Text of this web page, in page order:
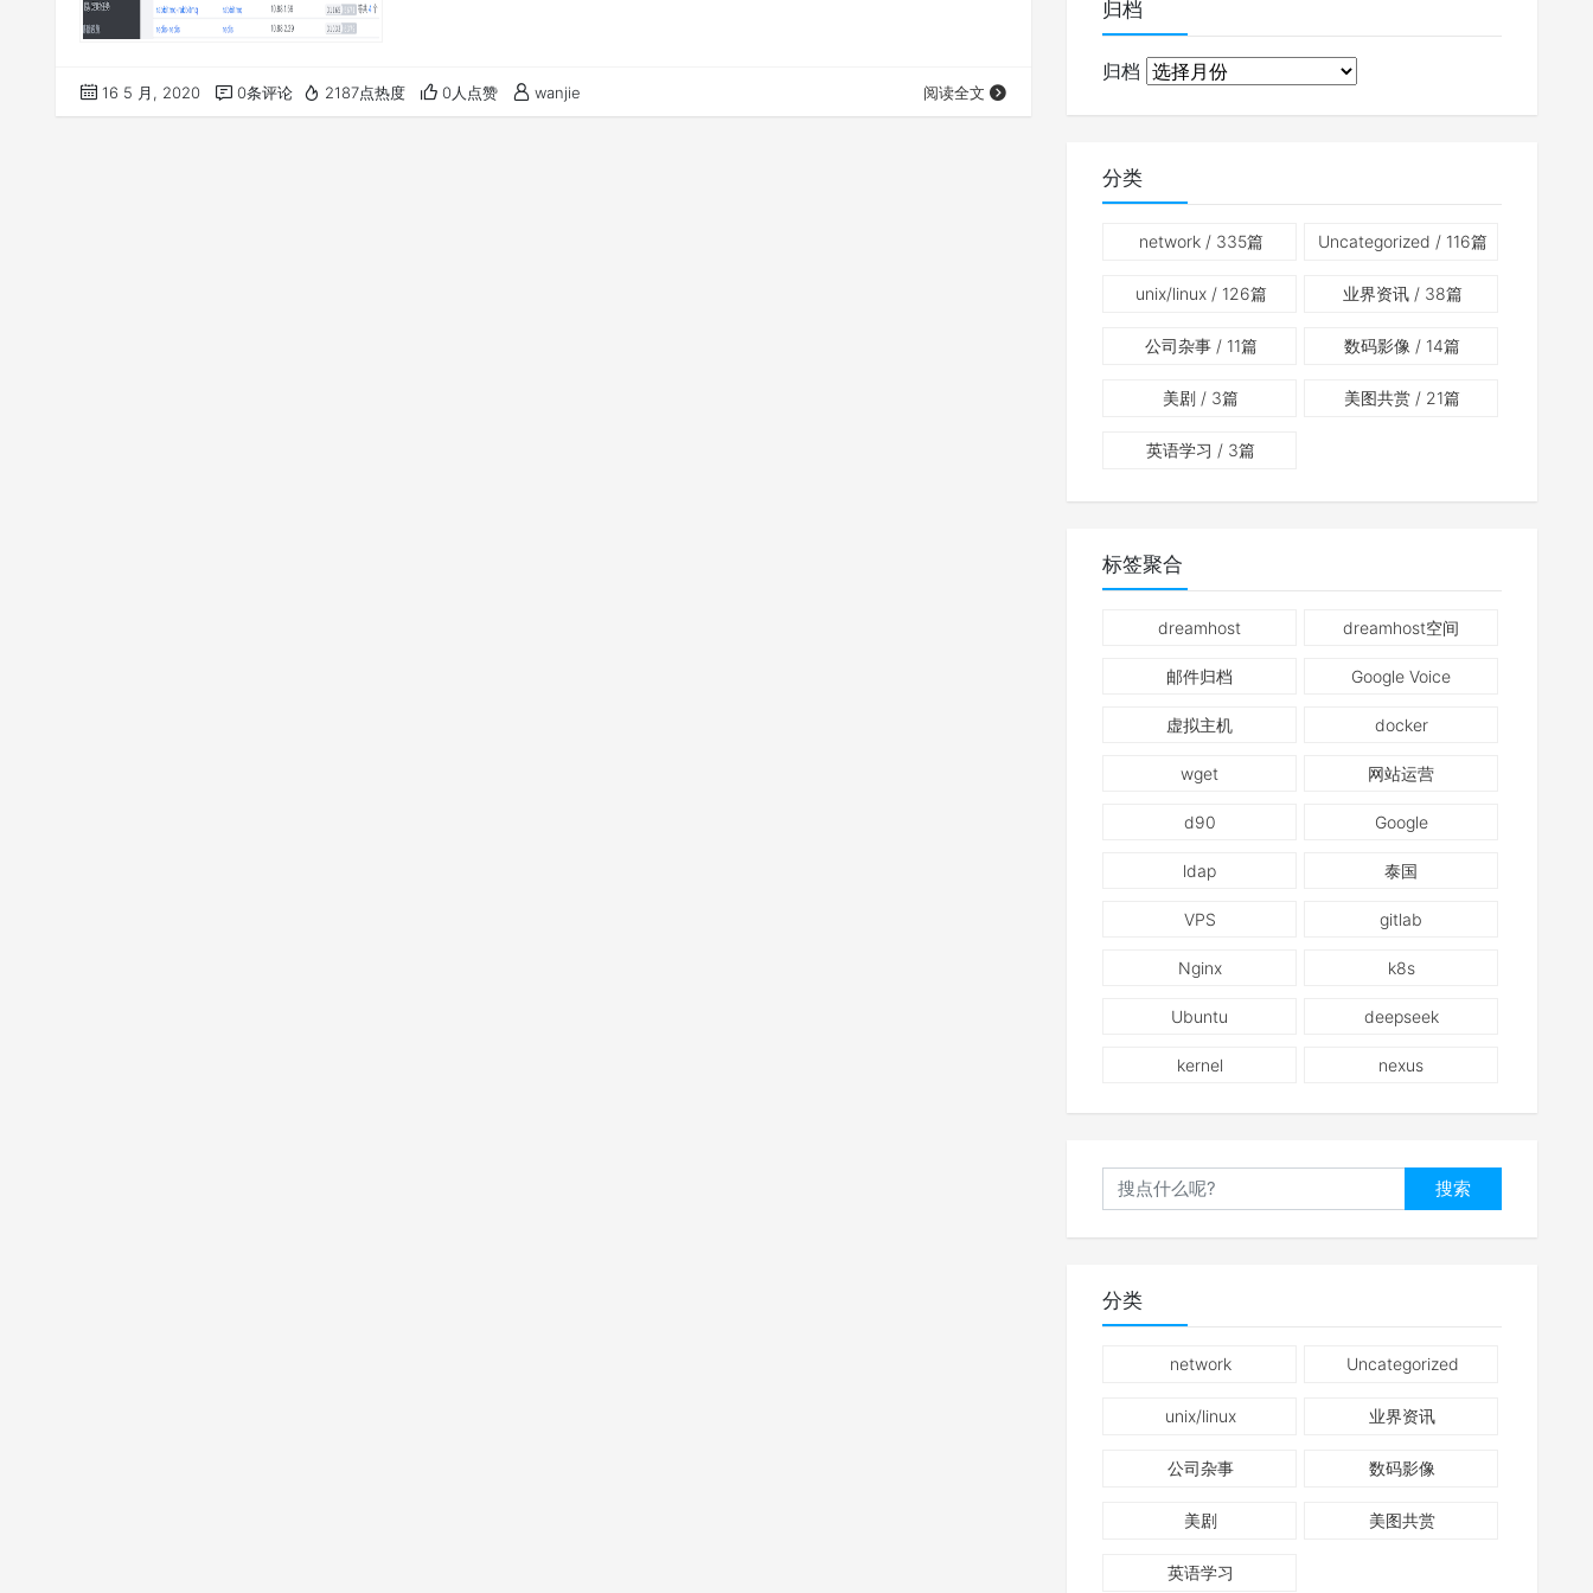
16 5 月, 2020 0条评论 2187点热度 0人点赞 wanjie 阅读全文
归档
归档
分类
network/ 335篇 Uncategorized / 116篇
unix/linux/ 126篇 业界资讯/ 38篇
公司杂事/ 11篇 数码影像 / 14篇
美剧 / 3篇 美图共赏 / 21篇
英语学习 / 3篇
标签聚合
dreamhost dreamhost空间
邮件归档 Google Voice
虚拟主机 docker
wget 网站运营
d90 Google
ldap 泰国
VPS gitlab
Nginx k8s
Ubuntu deepseek
kernel nexus
搜索
分类
network Uncategorized
unix/linux 业界资讯
公司杂事 数码影像
美剧 美图共赏
英语学习